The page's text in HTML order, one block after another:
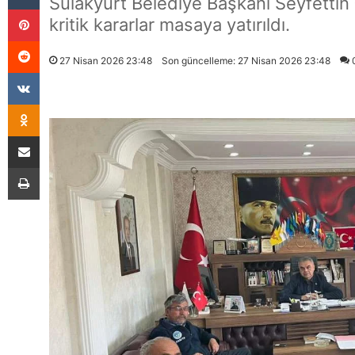
kritik kararlar masaya yatırıldı.
27 Nisan 2026 23:48 Son güncelleme: 27 Nisan 2026 23:48
Pinterest